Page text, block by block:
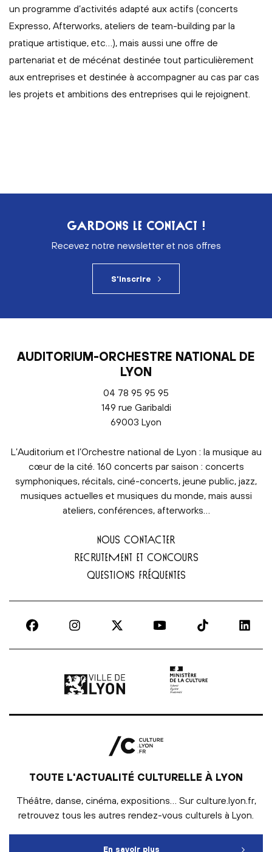
un programme d’activités adapté aux actifs (concerts
Expresso, Afterworks, ateliers de team-building par la
pratique artistique, etc…), mais aussi une offre de
partenariat et de mécénat destinée tout particulièrement
aux entreprises et destinée à accompagner au cas par cas
les projets et ambitions des entreprises qui le rejoignent.
GARDONS LE CONTACT !
Recevez notre newsletter et nos offres
S'inscrire
AUDITORIUM-ORCHESTRE NATIONAL DE
LYON
04 78 95 95 95
149 rue Garibaldi
69003 Lyon
L’Auditorium et l’Orchestre national de Lyon : la musique au
cœur de la cité. 160 concerts par saison : concerts
symphoniques, récitals, ciné-concerts, jeune public, jazz,
musiques actuelles et musiques du monde, mais aussi
ateliers, conférences, afterworks…
NOUS CONTACTER
RECRUTEMENT ET CONCOURS
QUESTIONS FRÉQUENTES
Ville de Lyon | lien externeMinistère de la culture
TOUTE L'ACTUALITÉ CULTURELLE À LYON
Théâtre, danse, cinéma, expositions… Sur culture.lyon.fr,
retrouvez tous les autres rendez-vous culturels à Lyon.
En savoir plus Toute l'actualité culturelle